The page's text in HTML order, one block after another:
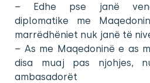
– Edhe pse janë
diplomatike me
marrëdhëniet nuk janë të
– As me Maqedoninë e as
disa muaj pas njohjes,
ambasadorët